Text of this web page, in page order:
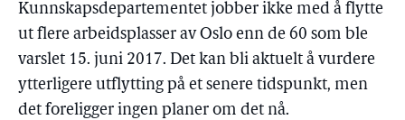
Kunnskapsdepartementet jobber ikke med å flytte
ut flere arbeidsplasser av Oslo enn de 60 som ble
varslet 15. juni 2017. Det kan bli aktuelt å vurdere
ytterligere utflytting på et senere tidspunkt, men
det foreligger ingen planer om det nå.